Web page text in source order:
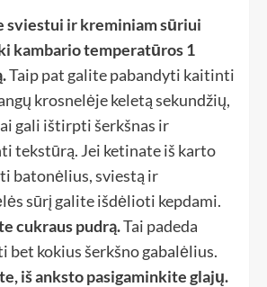
sviestui ir kreminiam sūriui
kambario temperatūros 1
Taip pat galite pabandyti kaitinti
krosnelėje keletą sekundžių,
gali ištirpti šerkšnas ir
tekstūrą. Jei ketinate iš karto
batonėlius, sviestą ir
sūrį galite išdėlioti kepdami.
cukraus pudrą.Tai padeda
bet kokius šerkšno gabalėlius.
iš anksto pasigaminkite glajų.